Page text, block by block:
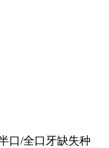
口/全口牙缺失种